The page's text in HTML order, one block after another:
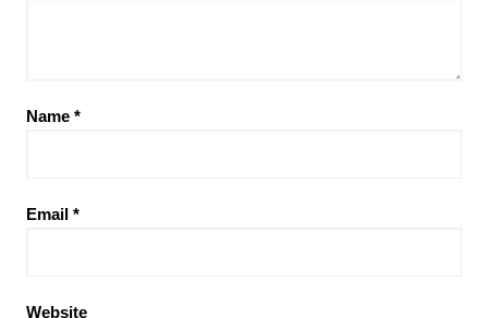
Name *
Email *
Website